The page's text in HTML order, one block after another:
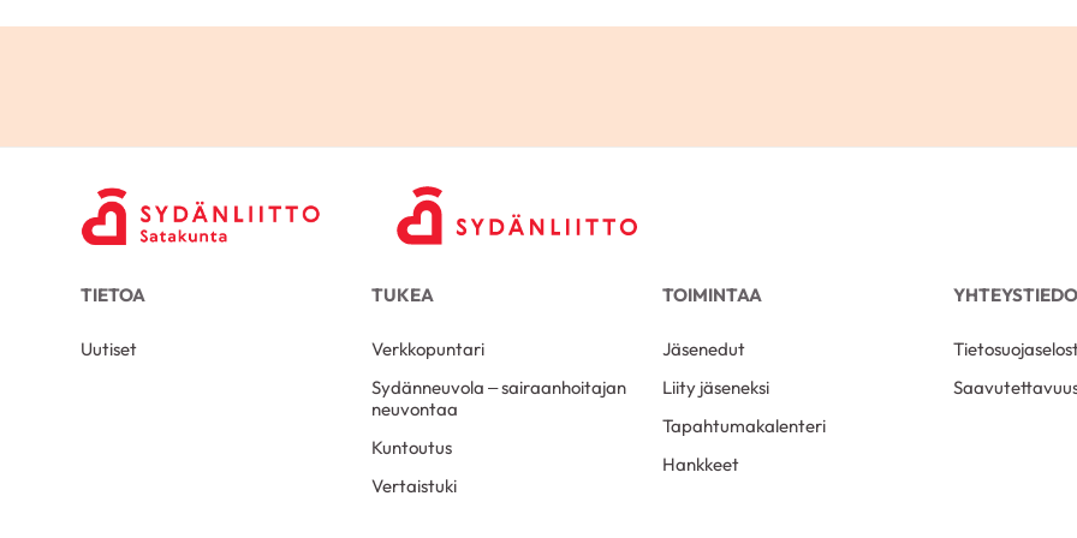
TIETOA
Uutiset
TUKEA
Verkkopuntari
Sydänneuvola – sairaanhoitajan
neuvontaa
Kuntoutus
Vertaistuki
TOIMINTAA
Jäsenedut
Liity jäseneksi
Tapahtumakalenteri
Hankkeet